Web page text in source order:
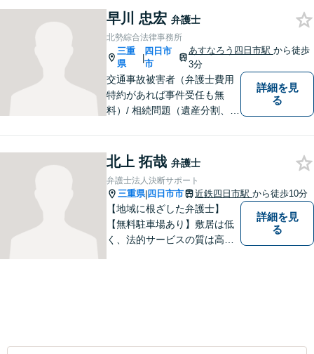
でも聞いてください。 問題解
決に向かって一緒に頑張りま
しょう。
早川 忠宏 弁護士
北勢綜合法律事務所
三重
県
|
四日市
市
あすなろう四日市駅 から徒歩
3分
交通事故被害者（弁護士費用
特約があれば事件受任も無
料）/ 相続問題（遺産分割、遺
詳細を見
る
北上 拓哉 弁護士
弁護士法人決断サポート
三重県| 四日市市 近鉄四日市駅 から徒歩10分
【地域に根ざした弁護士】
【無料駐車場あり】敷居は低
く、法的サービスの質は高く
ぞご連絡ください。
詳細を見
る